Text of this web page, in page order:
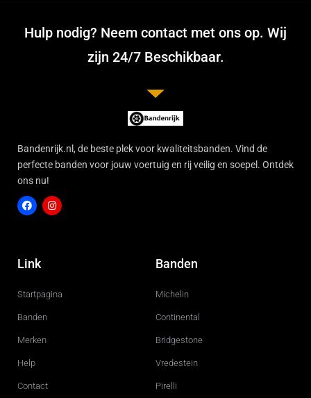
Hulp nodig? Neem contact met ons op. Wij
zijn 24/7 Beschikbaar.
Bandenrijk.nl, de beste plek voor kwaliteitsbanden. Vind de
perfecte banden voor jouw voertuig en rij veilig en soepel. Ontdek
ons nu!
c
e
o
g
r
Link
Startpagina
Banden
Merken
Help
Contact
Banden
Michelin
Continental
Bridgestone
Vredestein
Pirelli